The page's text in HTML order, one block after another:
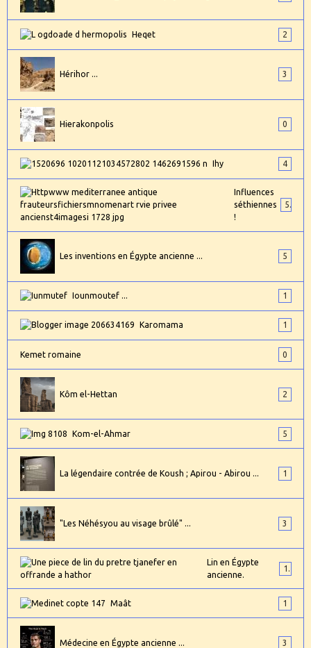
Heqet 2
Hérihor ... 3
Hierakonpolis 0
Ihy 4
Influences
séthiennes
!
5
Les inventions en Égypte ancienne ... 5
Iounmoutef ... 1
Karomama 1
Kemet romaine 0
Kôm el-Hettan 2
Kom-el-Ahmar 5
La légendaire contrée de Koush ; Apirou - Abirou ... 1
"Les Néhésyou au visage brûlé" ... 3
Lin en Égypte
ancienne.
1
Maât 1
Médecine en Égypte ancienne ... 3